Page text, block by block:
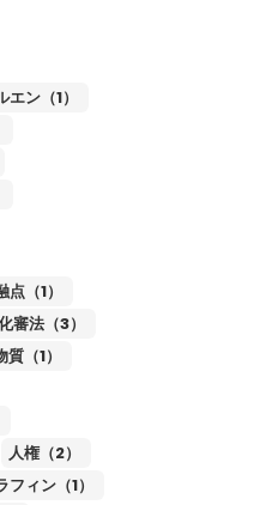
ン（1）
（1）
審法（3）
（1）
人権（2）
ィン（1）